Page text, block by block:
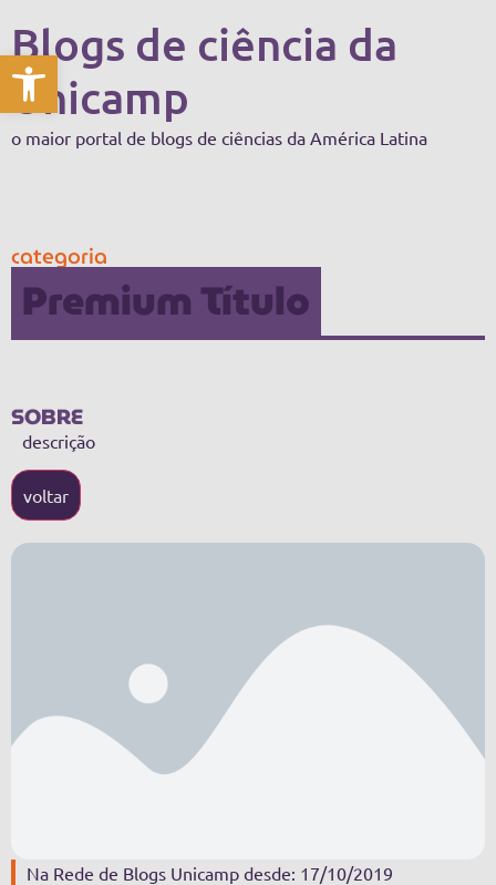
Abrir a barra de ferramentas
Blogs de ciência da
Unicamp
o maior portal de blogs de ciências da América Latina
categoria
Premium Título
SOBRE
descrição
voltar
Na Rede de Blogs Unicamp desde: 17/10/2019